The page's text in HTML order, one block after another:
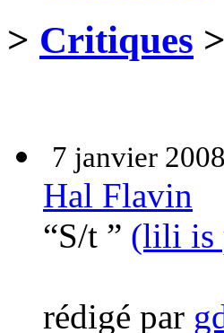
> Critiques >
7 janvier
Hal Flavin
“S/t ” (lili is
rédigé par